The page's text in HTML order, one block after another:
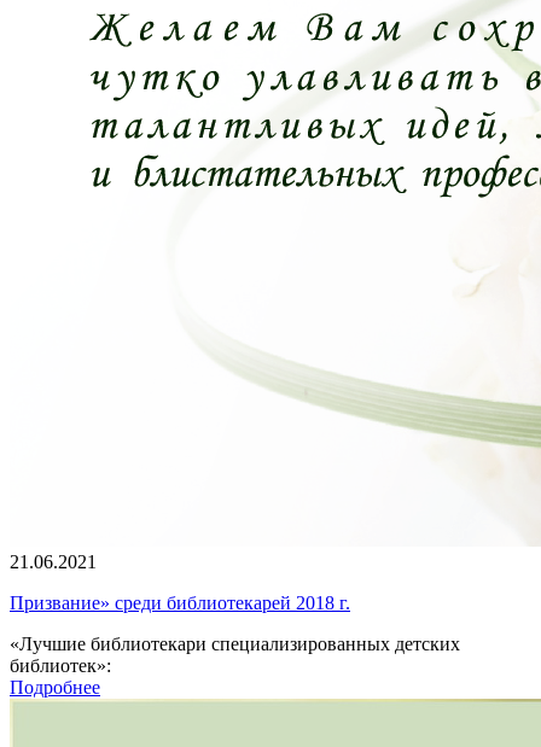
21.06.2021
Призвание» среди библиотекарей 2018 г.
«Лучшие библиотекари специализированных детских
библиотек»:
Подробнее